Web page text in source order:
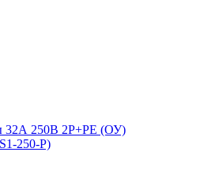
32А 250В 2P+PE (ОУ)
250-P)